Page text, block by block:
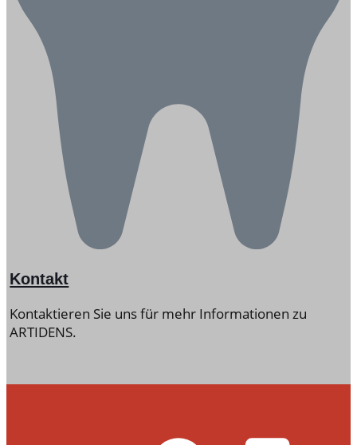
Kontakt
Kontaktieren Sie uns für mehr Informationen zu
ARTIDENS.